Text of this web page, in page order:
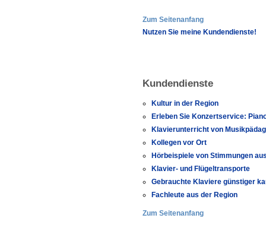
Zum Seitenanfang
Nutzen Sie meine Kundendienste!
Kundendienste
Kultur in der Region
Erleben Sie Konzertservice:
Klavierunterricht von
Kollegen vor Ort
Hörbeispiele von Stimmungen
Klavier- und Flügeltransporte
Gebrauchte Klaviere günstiger
Fachleute aus der Region
Zum Seitenanfang